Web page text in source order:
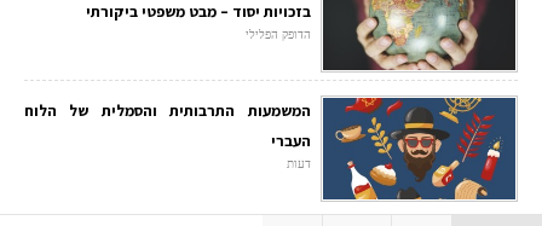
בזכויות יסוד – מבט משפטי ביקורתי
הדופק הפלילי
המשמעות התרבותית והסמלית של הלוח
העברי
דעות